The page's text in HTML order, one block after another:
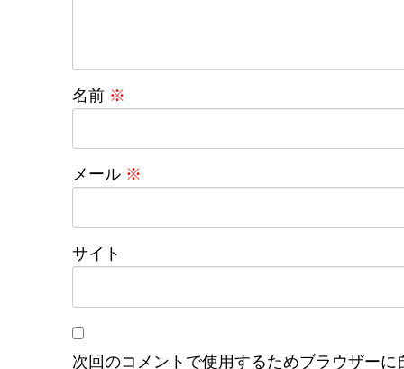
名前 ※
メール ※
サイト
次回のコメントで使用するためブラウザー